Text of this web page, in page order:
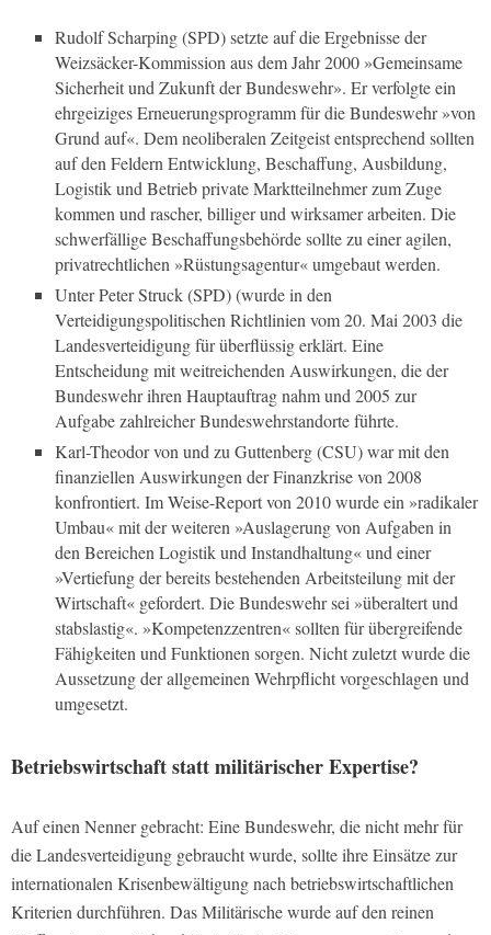
Rudolf Scharping (SPD) setzte auf die Ergebnisse der
Weizsäcker-Kommission aus dem Jahr 2000 »Gemeinsame
Sicherheit und Zukunft der Bundeswehr». Er verfolgte ein
ehrgeiziges Erneuerungsprogramm für die Bundeswehr »von
Grund auf«. Dem neoliberalen Zeitgeist entsprechend sollten
auf den Feldern Entwicklung, Beschaffung, Ausbildung,
Logistik und Betrieb private Marktteilnehmer zum Zuge
kommen und rascher, billiger und wirksamer arbeiten. Die
schwerfällige Beschaffungsbehörde sollte zu einer agilen,
privatrechtlichen »Rüstungsagentur« umgebaut werden.
Unter Peter Struck (SPD) (wurde in den
Verteidigungspolitischen Richtlinien vom 20. Mai 2003 die
Landesverteidigung für überflüssig erklärt. Eine
Entscheidung mit weitreichenden Auswirkungen, die der
Bundeswehr ihren Hauptauftrag nahm und 2005 zur
Aufgabe zahlreicher Bundeswehrstandorte führte.
Karl-Theodor von und zu Guttenberg (CSU) war mit den
finanziellen Auswirkungen der Finanzkrise von 2008
konfrontiert. Im Weise-Report von 2010 wurde ein »radikaler
Umbau« mit der weiteren »Auslagerung von Aufgaben in
den Bereichen Logistik und Instandhaltung« und einer
»Vertiefung der bereits bestehenden Arbeitsteilung mit der
Wirtschaft« gefordert. Die Bundeswehr sei »überaltert und
stabslastig«. »Kompetenzzentren« sollten für übergreifende
Fähigkeiten und Funktionen sorgen. Nicht zuletzt wurde die
Aussetzung der allgemeinen Wehrpflicht vorgeschlagen und
umgesetzt.
Betriebswirtschaft statt militärischer Expertise?
Auf einen Nenner gebracht: Eine Bundeswehr, die nicht mehr für
die Landesverteidigung gebraucht wurde, sollte ihre Einsätze zur
internationalen Krisenbewältigung nach betriebswirtschaftlichen
Kriterien durchführen. Das Militärische wurde auf den reinen